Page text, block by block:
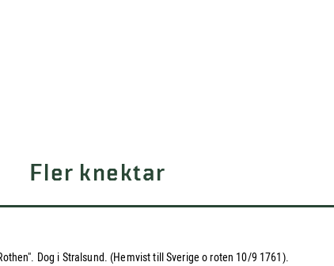
Fler knektar
Dog i Stralsund. (Hemvist till Sverige o roten 10/9 1761).